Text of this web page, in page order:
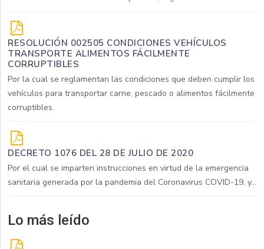
RESOLUCIÓN 002505 CONDICIONES VEHÍCULOS
TRANSPORTE ALIMENTOS FÁCILMENTE
CORRUPTIBLES
Por la cual se reglamentan las condiciones que deben cumplir los
vehículos para transportar carne, pescado o alimentos fácilmente
corruptibles.
DECRETO 1076 DEL 28 DE JULIO DE 2020
Por el cual se imparten instrucciones en virtud de la emergencia
sanitaria generada por la pandemia del Coronavirus COVID-19, y...
Lo más leído